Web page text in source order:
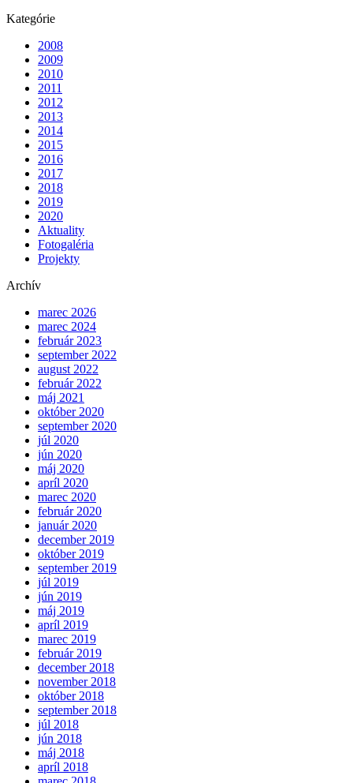
Kategórie
2008
2009
2010
2011
2012
2013
2014
2015
2016
2017
2018
2019
2020
Aktuality
Fotogaléria
Projekty
Archív
marec 2026
marec 2024
február 2023
september 2022
august 2022
február 2022
máj 2021
október 2020
september 2020
júl 2020
jún 2020
máj 2020
apríl 2020
marec 2020
február 2020
január 2020
december 2019
október 2019
september 2019
júl 2019
jún 2019
máj 2019
apríl 2019
marec 2019
február 2019
december 2018
november 2018
október 2018
september 2018
júl 2018
jún 2018
máj 2018
apríl 2018